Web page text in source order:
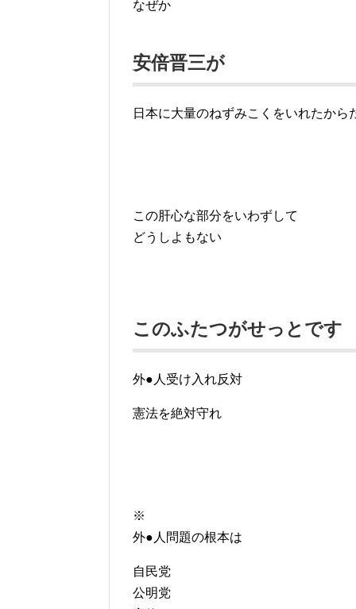
なぜか
安倍晋三が
日本に大量のねずみこくをいれたから
この肝心な部分をいわずして
どうしよもない
このふたつがせっとです
外●人受け入れ反対
憲法を絶対守れ
※
外●人問題の根本は
自民党
公明党